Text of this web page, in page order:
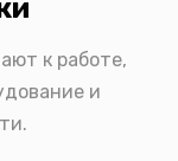
к работе,
и